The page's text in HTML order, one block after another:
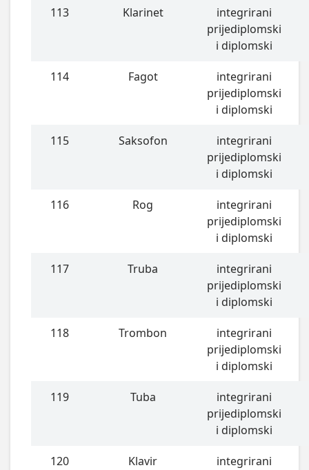
113 Klarinet
integrirani
prijediplomski
i diplomski
114 Fagot
integrirani
prijediplomski
i diplomski
115 Saksofon
integrirani
prijediplomski
i diplomski
116 Rog
integrirani
prijediplomski
i diplomski
117 Truba
integrirani
prijediplomski
i diplomski
118 Trombon
integrirani
prijediplomski
i diplomski
119 Tuba
integrirani
prijediplomski
i diplomski
120 Klavir integrirani